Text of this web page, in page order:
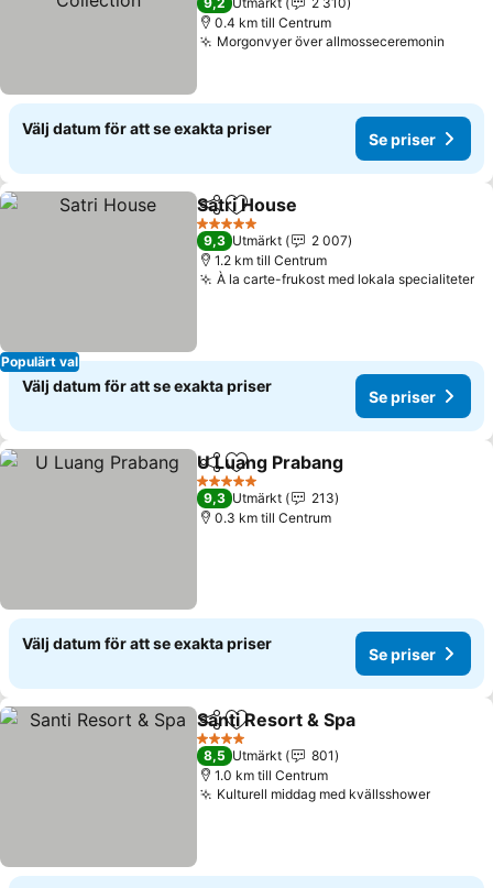
0.4 km till Centrum
Morgonvyer över allmosseceremonin
Välj datum för att se exakta priser
Se priser
Populärt val
Dela Lägg till i Mina Favoriter
Satri House
5 Stjärnor
9,3 Utmärkt
2 007
1.2 km till Centrum
À la carte-frukost med lokala specialiteter
Välj datum för att se exakta priser
Se priser
Dela Lägg till i Mina Favoriter
U Luang Prabang
5 Stjärnor
9,3 Utmärkt
213
0.3 km till Centrum
Välj datum för att se exakta priser
Se priser
Dela Lägg till i Mina Favoriter
Santi Resort & Spa
4 Stjärnor
8,5 Utmärkt
801
1.0 km till Centrum
Kulturell middag med kvällsshower